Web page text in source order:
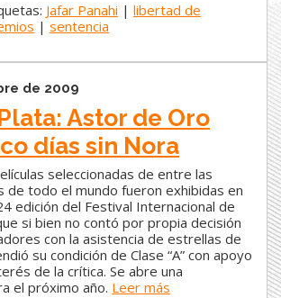
Jafar Panahi | libertad de
| sentencia
de 2009
Astor de Oro
días sin Nora
seleccionadas de entre las
de todo el mundo fueron exhibidas en
edición del Festival Internacional de
si bien no contó por propia decisión
con la asistencia de estrellas de
su condición de Clase “A” con apoyo
de la crítica. Se abre una
el próximo año. Leer más